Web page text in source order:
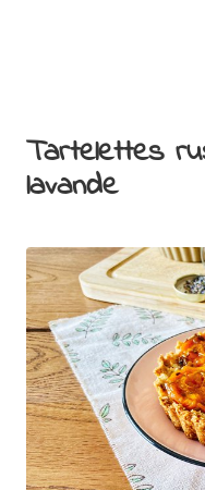
Tartelettes
lavande